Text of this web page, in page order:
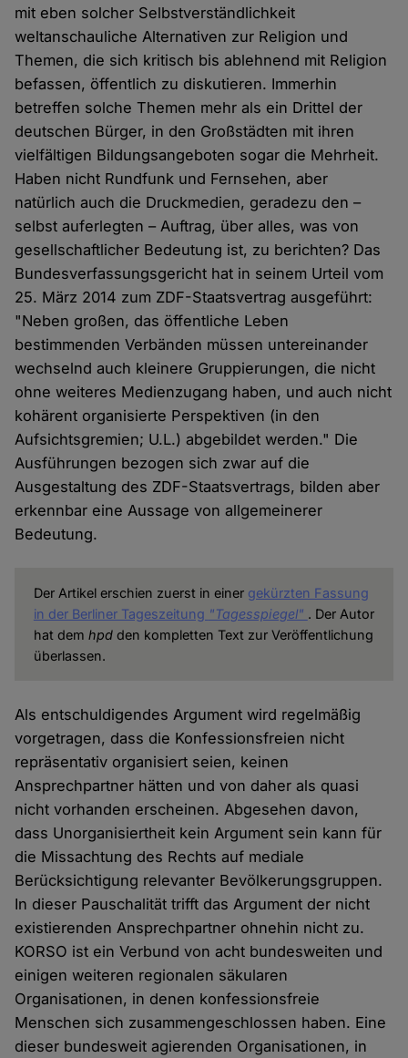
mit eben solcher Selbstverständlichkeit
weltanschauliche Alternativen zur Religion und
Themen, die sich kritisch bis ablehnend mit Religion
befassen, öffentlich zu diskutieren. Immerhin
betreffen solche Themen mehr als ein Drittel der
deutschen Bürger, in den Großstädten mit ihren
vielfältigen Bildungsangeboten sogar die Mehrheit.
Haben nicht Rundfunk und Fernsehen, aber
natürlich auch die Druckmedien, geradezu den –
selbst auferlegten – Auftrag, über alles, was von
gesellschaftlicher Bedeutung ist, zu berichten? Das
Bundesverfassungsgericht hat in seinem Urteil vom
25. März 2014 zum ZDF-Staatsvertrag ausgeführt:
"Neben großen, das öffentliche Leben
bestimmenden Verbänden müssen untereinander
wechselnd auch kleinere Gruppierungen, die nicht
ohne weiteres Medienzugang haben, und auch nicht
kohärent organisierte Perspektiven (in den
Aufsichtsgremien; U.L.) abgebildet werden." Die
Ausführungen bezogen sich zwar auf die
Ausgestaltung des ZDF-Staatsvertrags, bilden aber
erkennbar eine Aussage von allgemeinerer
Bedeutung.
Der Artikel erschien zuerst in einer gekürzten Fassung
in der Berliner Tageszeitung "Tagesspiegel" . Der Autor
hat dem hpdden kompletten Text zur Veröffentlichung
überlassen.
Als entschuldigendes Argument wird regelmäßig
vorgetragen, dass die Konfessionsfreien nicht
repräsentativ organisiert seien, keinen
Ansprechpartner hätten und von daher als quasi
nicht vorhanden erscheinen. Abgesehen davon,
dass Unorganisiertheit kein Argument sein kann für
die Missachtung des Rechts auf mediale
Berücksichtigung relevanter Bevölkerungsgruppen.
In dieser Pauschalität trifft das Argument der nicht
existierenden Ansprechpartner ohnehin nicht zu.
KORSO ist ein Verbund von acht bundesweiten und
einigen weiteren regionalen säkularen
Organisationen, in denen konfessionsfreie
Menschen sich zusammengeschlossen haben. Eine
dieser bundesweit agierenden Organisationen, in